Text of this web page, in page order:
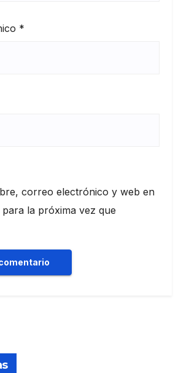
*
correo electrónico y web en
la próxima vez que